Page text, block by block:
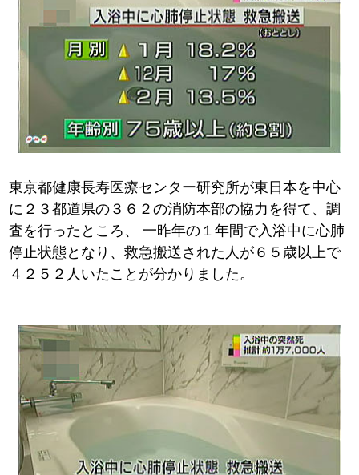
東京都健康長寿医療センター研究所が東日本を中心
に２３都道県の３６２の消防本部の協力を得て、調
査を行ったところ、
一昨年の１年間で入浴中に心肺
停止状態となり、救急搬送された人が６５歳以上で
４２５２人いたことが分かりました。